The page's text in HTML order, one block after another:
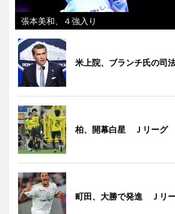
張本美和、４強入り
米上院、ブランチ氏の司
柏、開幕白星 Ｊリーグ
町田、大勝で発進 Ｊリ